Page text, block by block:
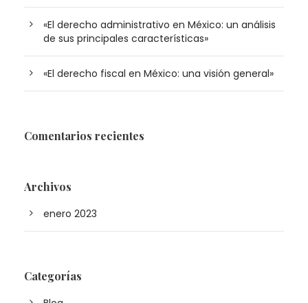
«El derecho administrativo en México: un análisis
de sus principales características»
«El derecho fiscal en México: una visión general»
Comentarios recientes
Archivos
enero 2023
Categorías